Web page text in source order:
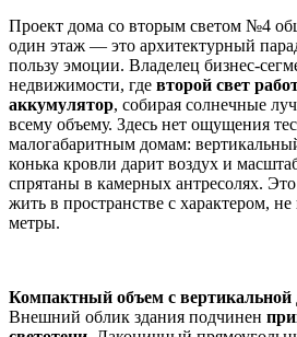
Проект дома со вторым светом №4
один этаж — это архитектурный
пользу эмоции. Владелец бизнес-
недвижимости, где второй свет
аккумулятор, собирая солнечные
всему объему. Здесь нет ощущения
малогабаритным домам:
конька кровли дарит воздух и
спрятаны в камерных антресолях.
жить в пространстве с характером,
метры.
Компактный объем с
Внешний облик здания подчинен